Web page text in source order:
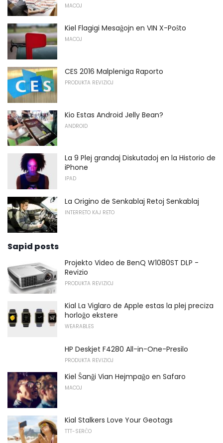
MACOJ
Kiel Flagigi Mesaĝojn en VIN X-Poŝto
MACOJ
CES 2016 Malpleniga Raporto
PRODUKTA REVIZIOJ
Kio Estas Android Jelly Bean?
ANDROID
La 9 Plej grandaj Diskutadoj en la Historio de
iPhone
IPAD
La Origino de Senkablaj Retoj Senkablaj
INTERRETO KAJ RETO
Sapid posts
Projekto Video de BenQ W1080ST DLP -
Revizio
PRODUKTA REVIZIOJ
Kial La Viglaro de Apple estas la plej preciza
horloĝo ekstere
WEARABLES
HP Deskjet F4280 All-in-One-Presilo
PRODUKTA REVIZIOJ
Kiel Ŝanĝi Vian Hejmpaĝo en Safaro
MACOJ
Kial Stalkers Love Your Geotags
TTT-SERĈO